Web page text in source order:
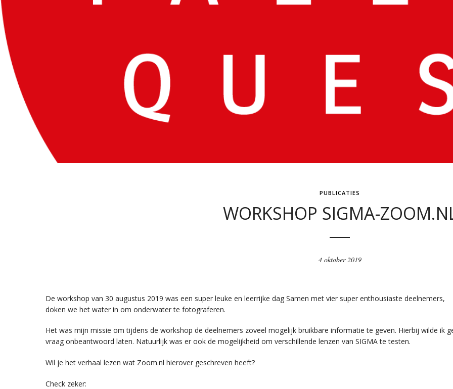
PUBLICATIES
WORKSHOP SIGMA-
4 oktober 2019
De workshop van 30 augustus 2019 was een super leuke en leerrijke dag Samen met vier super enthousiaste deelnemers,
doken we het water in om onderwater te fotograferen.
Het was mijn missie om tijdens de workshop de deelnemers zoveel mogelijk bruikbare informatie te geven. Hierbij wilde ik
vraag onbeantwoord laten. Natuurlijk was er ook de mogelijkheid om verschillende lenzen van SIGMA te testen.
Wil je het verhaal lezen wat Zoom.nl hierover geschreven heeft?
Check zeker: